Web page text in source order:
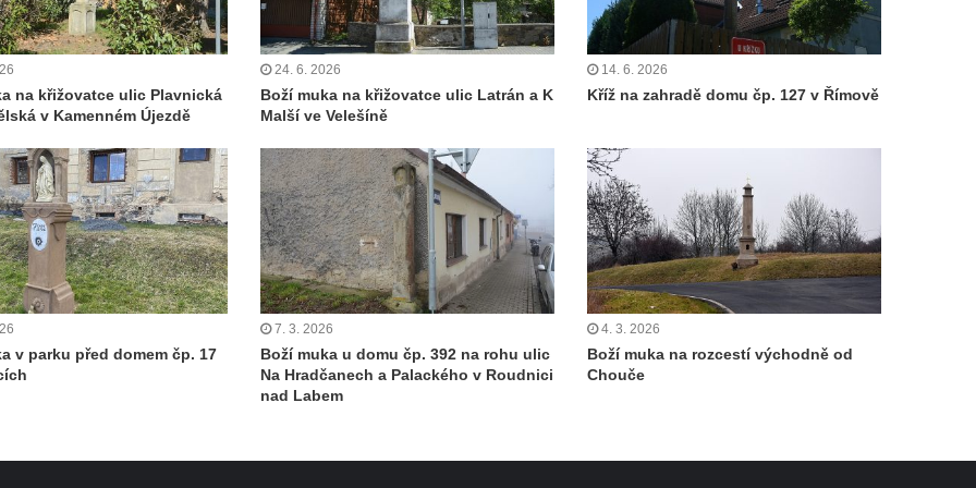
na křižovatce ulic Plavnická
v Kamenném Újezdě
24. 6. 2026
Boží muka na křižovatce ulic Latrán a K
Malší ve Velešíně
14. 6. 2026
Kříž na zahradě domu čp. 127 v Římově
v parku před domem čp. 17
7. 3. 2026
Boží muka u domu čp. 392 na rohu ulic
Na Hradčanech a Palackého v Roudnici
nad Labem
4. 3. 2026
Boží muka na rozcestí východně od
Chouče